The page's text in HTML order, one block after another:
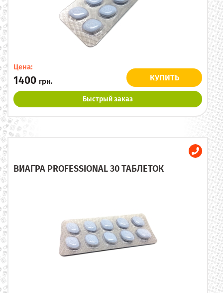
Цена:
1400 грн. КУПИТЬ
Быстрый заказ
ВИАГРА PROFESSIONAL 30 ТАБЛЕТОК